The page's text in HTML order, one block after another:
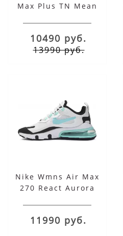
Max Plus TN Mean
10490 руб.
13990 руб.
Nike Wmns Air Max
270 React Aurora
11990 руб.